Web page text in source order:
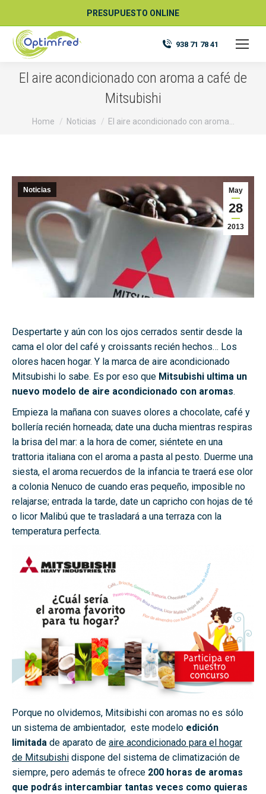
PRESUPUESTO ONLINE
938 71 78 41
El aire acondicionado con aroma a café de
Mitsubishi
You are here:
Home Noticias El aire acondicionado con aroma…
May
28
2013
Noticias
Despertarte y aún con los ojos cerrados sentir desde la
cama el olor del café y croissants recién hechos… Los
olores hacen hogar. Y la marca de aire acondicionado
Mitsubishi lo sabe. Es por eso que Mitsubishi ultima un
nuevo modelo de aire acondicionado con aromas.
Empieza la mañana con suaves olores a chocolate, café y
bollería recién horneada; date una ducha mientras respiras
la brisa del mar: a la hora de comer, siéntete en una
trattoria italiana con el aroma a pasta al pesto. Duerme una
siesta, el aroma recuerdos de la infancia te traerá ese olor
a colonia Nenuco de cuando eras pequeño, imposible no
relajarse; entrada la tarde, date un capricho con hojas de té
o licor Malibú que te trasladará a una terraza con la
temperatura perfecta.
Porque no olvidemos, Mitsibishi con aromas no es sólo
un sistema de ambientador, este modelo edición
limitada de aparato de aire acondicionado para el hogar
de Mitsubishi dispone del sistema de climatización de
siempre, pero además te ofrece 200 horas de aromas
que podrás intercambiar tantas veces como quieras